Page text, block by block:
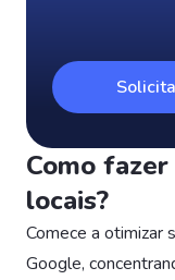
Como
locais?
Comece a otimizar
Google,